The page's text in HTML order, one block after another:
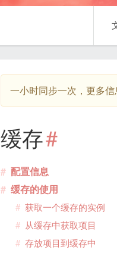
一小时同步一次，更多
缓存#
配置信息
缓存的使用
获取一个缓存的实例
从缓存中获取项目
存放项目到缓存中